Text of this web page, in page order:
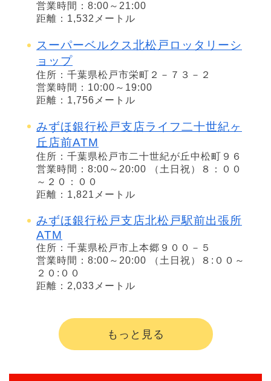
営業時間：8:00～21:00
距離：1,532メートル
スーパーベルクス北松戸ロッタリーシ
ョップ
住所：千葉県松戸市栄町２－７３－２
営業時間：10:00～19:00
距離：1,756メートル
みずほ銀行松戸支店ライフ二十世紀ヶ
丘店前ATM
住所：千葉県松戸市二十世紀が丘中松町９６
営業時間：8:00～20:00 （土日祝）８：００
～２０：００
距離：1,821メートル
みずほ銀行松戸支店北松戸駅前出張所
ATM
住所：千葉県松戸市上本郷９００－５
営業時間：8:00～20:00 （土日祝）８:００～
２０:００
距離：2,033メートル
もっと見る